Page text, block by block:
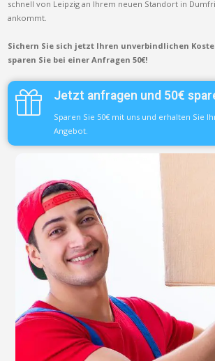
schnell von Leipzig an Ihrem neuen Standort in
ankommt.
Sichern Sie sich jetzt Ihren unverbindlichen
sparen Sie bei einer Anfragen 50€!
Jetzt anfragen und 50€
Sparen Sie 50€ mit uns und erhalten Sie
Angebot.